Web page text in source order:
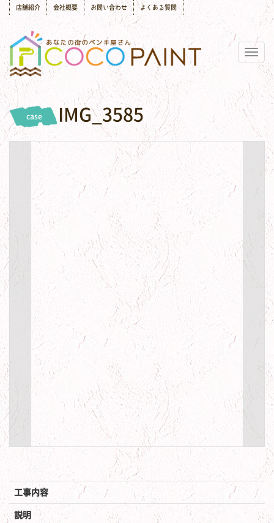
店舗紹介 会社概要 お問い合わせ よくある質問
case IMG_3585
工事内容
説明